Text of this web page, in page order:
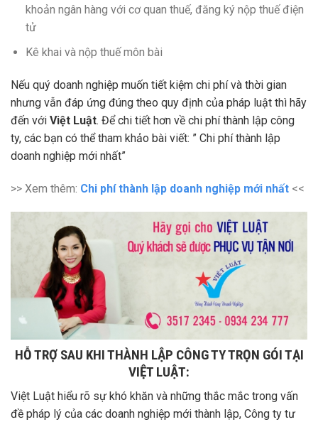
khoản ngân hàng với cơ quan thuế, đăng ký nộp thuế điện
tử
Kê khai và nộp thuế môn bài
Nếu quý doanh nghiệp muốn tiết kiệm chi phí và thời gian
nhưng vẫn đáp ứng đúng theo quy định của pháp luật thì hãy
đến với Việt Luật. Để chi tiết hơn về chi phí thành lập công
ty, các bạn có thể tham khảo bài viết: ” Chi phí thành lập
doanh nghiệp mới nhất”
>> Xem thêm: Chi phí thành lập doanh nghiệp mới nhất <<
HỖ TRỢ SAU KHI THÀNH LẬP CÔNG TY TRỌN GÓI TẠI
VIỆT LUẬT:
Việt Luật hiểu rõ sự khó khăn và những thắc mắc trong vấn
đề pháp lý của các doanh nghiệp mới thành lập, Công ty tư